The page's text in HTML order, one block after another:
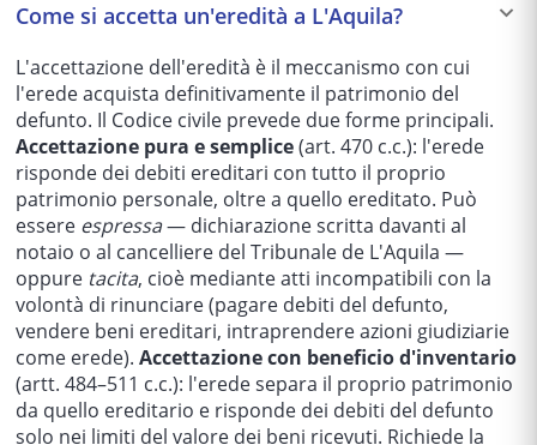
Come si accetta un'eredità a L'Aquila?
L'accettazione dell'eredità è il meccanismo con cui
l'erede acquista definitivamente il patrimonio del
defunto. Il Codice civile prevede due forme principali.
Accettazione pura e semplice(art. 470 c.c.): l'erede
risponde dei debiti ereditari con tutto il proprio
patrimonio personale, oltre a quello ereditato. Può
essere espressa— dichiarazione scritta davanti al
notaio o al cancelliere del Tribunale de L'Aquila —
oppure tacita, cioè mediante atti incompatibili con la
volontà di rinunciare (pagare debiti del defunto,
vendere beni ereditari, intraprendere azioni giudiziarie
come erede). Accettazione con beneficio d'inventario
(artt. 484–511 c.c.): l'erede separa il proprio patrimonio
da quello ereditario e risponde dei debiti del defunto
solo nei limiti del valore dei beni ricevuti. Richiede la